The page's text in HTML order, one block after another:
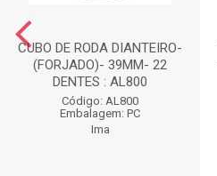
CUBO DE RODA DIANTEIRO-
(FORJADO)- 39MM- 22
DENTES : AL800
Código: AL800
Embalagem: PC
Ima